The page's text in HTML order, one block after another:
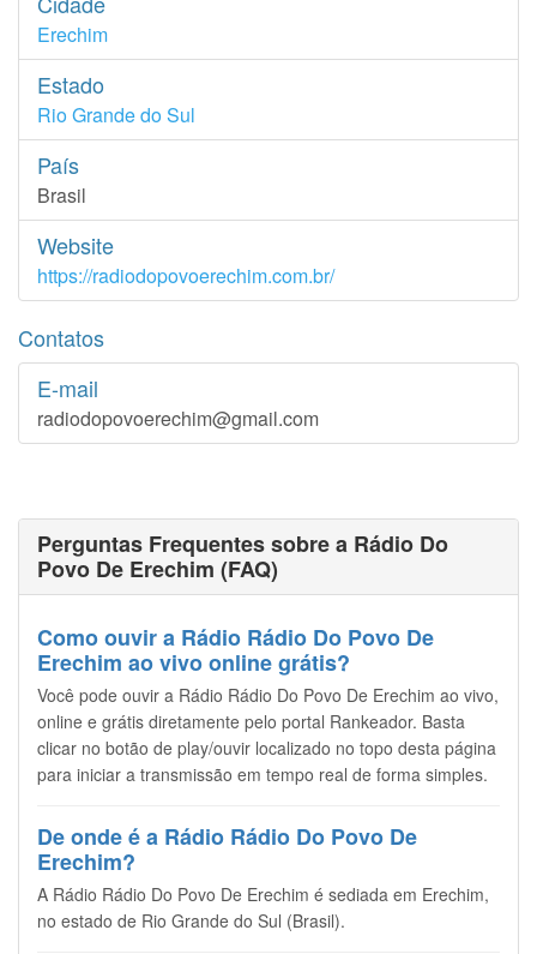
Erechim
Estado
Rio Grande do Sul
País
Brasil
Website
https://radiodopovoerechim.com.br/
Contatos
E-mail
radiodopovoerechim@gmail.com
Perguntas Frequentes sobre a Rádio Do
Povo De Erechim (FAQ)
Como ouvir a Rádio Rádio Do Povo De
Erechim ao vivo online grátis?
Você pode ouvir a Rádio Rádio Do Povo De Erechim ao vivo,
online e grátis diretamente pelo portal Rankeador. Basta
clicar no botão de play/ouvir localizado no topo desta página
para iniciar a transmissão em tempo real de forma simples.
De onde é a Rádio Rádio Do Povo De
Erechim?
A Rádio Rádio Do Povo De Erechim é sediada em Erechim,
no estado de Rio Grande do Sul (Brasil).